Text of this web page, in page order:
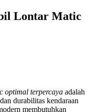
Lontar Matic
optimal terpercaya adalah
durabilitas kendaraan
membutuhkan